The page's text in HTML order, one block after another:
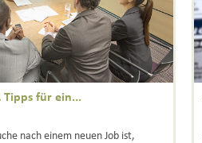
Tipps für ein...
nach einem neuen Job ist,